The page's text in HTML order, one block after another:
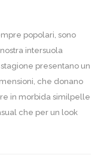
popolari, sono
intersuola
presentano un
che donano
in morbida similpelle
che per un look